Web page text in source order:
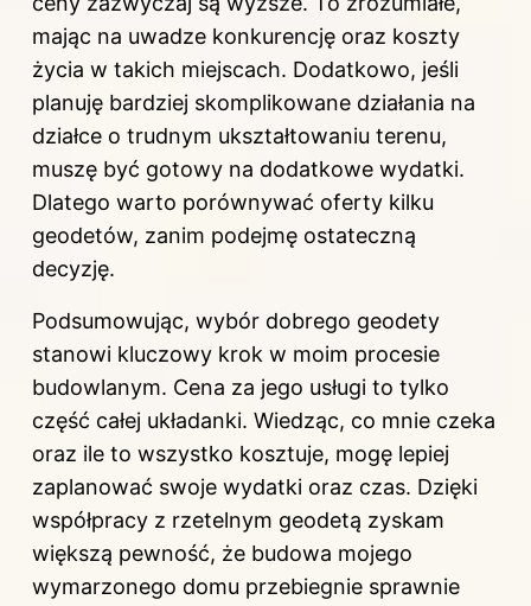
mając na uwadze konkurencję oraz koszty
życia w takich miejscach. Dodatkowo, jeśli
planuję bardziej skomplikowane działania na
działce o trudnym ukształtowaniu terenu,
muszę być gotowy na dodatkowe wydatki.
Dlatego warto porównywać oferty kilku
geodetów, zanim podejmę ostateczną
decyzję.
Podsumowując, wybór dobrego geodety
stanowi kluczowy krok w moim procesie
budowlanym. Cena za jego usługi to tylko
część całej układanki. Wiedząc, co mnie czeka
oraz ile to wszystko kosztuje, mogę lepiej
zaplanować swoje wydatki oraz czas. Dzięki
współpracy z rzetelnym geodetą zyskam
większą pewność, że budowa mojego
wymarzonego domu przebiegnie sprawnie